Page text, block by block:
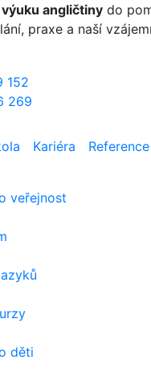
angličtiny do
praxe a naší
152
269
Kariéra Reference
veřejnost
děti